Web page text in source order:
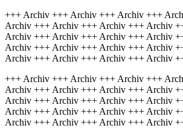
+++ Archiv +++ Archiv +++ Archiv +++
Archiv +++ Archiv +++ Archiv +++ Archiv
Archiv +++ Archiv +++ Archiv +++ Archiv
Archiv +++ Archiv +++ Archiv +++ Archiv
Archiv +++ Archiv +++ Archiv +++ Archiv
+++ Archiv +++ Archiv +++ Archiv +++
Archiv +++ Archiv +++ Archiv +++ Archiv
Archiv +++ Archiv +++ Archiv +++ Archiv
Archiv +++ Archiv +++ Archiv +++ Archiv
Archiv +++ Archiv +++ Archiv +++ Archiv